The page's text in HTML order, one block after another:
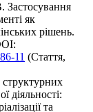
як
рішень.
11 (Стаття,
діяльності:
та